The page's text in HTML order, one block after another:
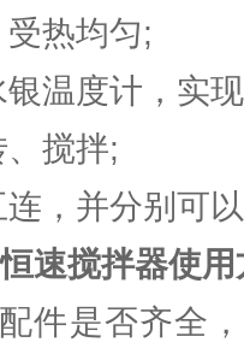
受热均匀;
银温度计，实
、搅拌;
连，并分别可
速搅拌器使
件是否齐全